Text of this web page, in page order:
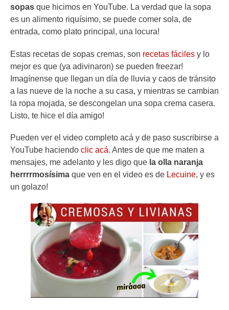
sopas que hicimos en YouTube. La verdad que la sopa
es un alimento riquísimo, se puede comer sola, de
entrada, como plato principal, una locura!
Estas recetas de sopas cremas, son recetas fáciles y lo
mejor es que (ya adivinaron) se pueden freezar!
Imagínense que llegan un día de lluvia y caos de tránsito
a las nueve de la noche a su casa, y mientras se cambian
la ropa mojada, se descongelan una sopa crema casera.
Listo, te hice el día amigo!
Pueden ver el video completo acá y de paso suscribirse a
YouTube haciendo clic acá. Antes de que me maten a
mensajes, me adelanto y les digo que la olla naranja
herrrrmosísima que ven en el video es de Lecuine, y es
un golazo!